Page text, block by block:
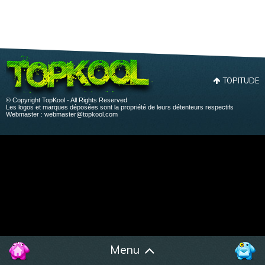
Menu
TOPITUDE
© Copyright TopKool - All Rights Reserved
Les logos et marques déposées sont la propriété de leurs détenteurs respectifs
Webmaster : webmaster@topkool.com